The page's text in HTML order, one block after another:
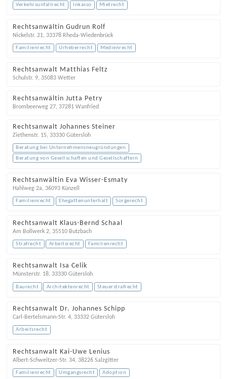
Verkehrsunfallrecht Inkasso Mietrecht
Rechtsanwältin Gudrun Rolf
Nickelstr. 21, 33378 Rheda-Wiedenbrück
Familienrecht Urheberrecht Medienrecht
Rechtsanwalt Matthias Feltz
Schulstr. 9, 35083 Wetter
Rechtsanwältin Jutta Petry
Brombeerweg 27, 37281 Wanfried
Rechtsanwalt Johannes Steiner
Ziethenstr. 15, 33330 Gütersloh
Beratung bei Unternehmensneugründungen
Beratung von Gesellschaften und Gesellschaftern
Rechtsanwältin Eva Wisser-Esmaty
Hahlweg 2a, 36093 Künzell
Familienrecht Ehegattenunterhalt Sorgerecht
Rechtsanwalt Klaus-Bernd Schaal
Am Bollwerk 2, 35510 Butzbach
Strafrecht Arbeitsrecht Familienrecht
Rechtsanwalt Isa Celik
Münsterstr. 18, 33330 Gütersloh
Baurecht Architektenrecht Steuerstrafrecht
Rechtsanwalt Dr. Johannes Schipp
Carl-Bertelsmann-Str. 4, 33332 Gütersloh
Arbeitsrecht
Rechtsanwalt Kai-Uwe Lenius
Albert-Schweitzer-Str. 34, 38226 Salzgitter
Familienrecht Umgangsrecht Adoption